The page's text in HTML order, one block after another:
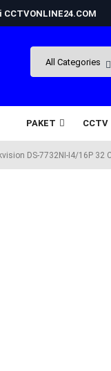
PAKET CCTV
DS-7732NI-I4/16P 32